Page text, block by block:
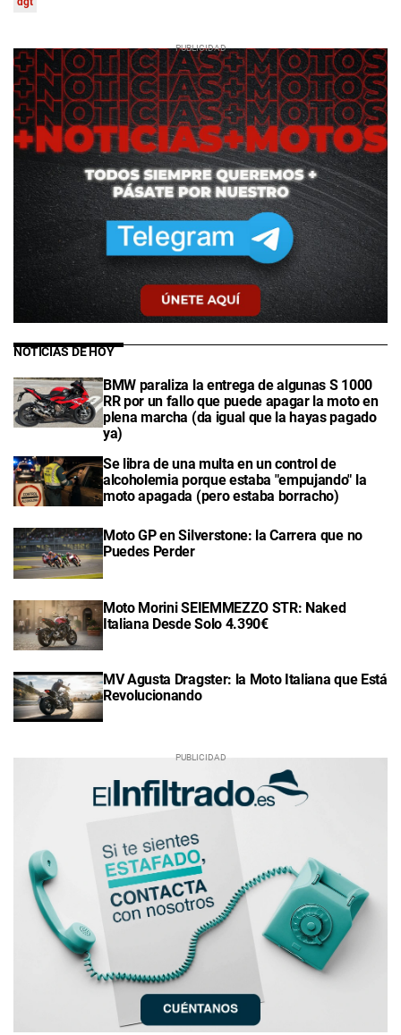
NOTICIAS DE HOY
BMW paraliza la entrega de algunas S 1000
RR por un fallo que puede apagar la moto en
plena marcha (da igual que la hayas pagado
ya)
Se libra de una multa en un control de
alcoholemia porque estaba "empujando" la
moto apagada (pero estaba borracho)
Moto GP en Silverstone: la Carrera que no
Puedes Perder
Moto Morini SEIEMMEZZO STR: Naked
Italiana Desde Solo 4.390€
MV Agusta Dragster: la Moto Italiana que Está
Revolucionando